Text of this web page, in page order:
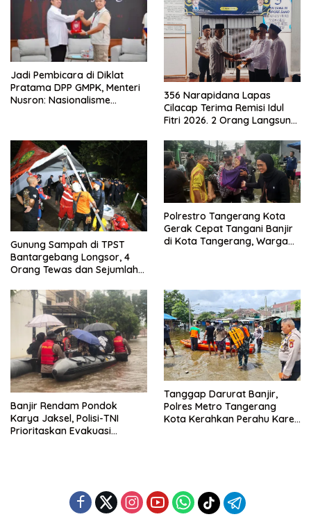
Jadi Pembicara di Diklat
Pratama DPP GMPK, Menteri
Nusron: Nasionalisme
356 Narapidana Lapas
Cilacap Terima Remisi Idul
Fitri 2026. 2 Orang Langsung
Gunung Sampah di TPST
Bantargebang Longsor, 4
Orang Tewas dan Sejumlah
Polrestro Tangerang Kota
Gerak Cepat Tangani Banjir
di Kota Tangerang, Warga
Banjir Rendam Pondok
Karya Jaksel, Polisi-TNI
Prioritaskan Evakuasi
Tanggap Darurat Banjir,
Polres Metro Tangerang
Kota Kerahkan Perahu Karet